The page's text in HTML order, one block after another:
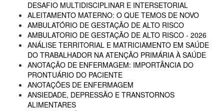
DESAFIO MULTIDISCIPLINAR E INTERSETORIAL
ALEITAMENTO MATERNO: O QUE TEMOS DE NOVO
AMBULATÓRIO DE GESTAÇÃO DE ALTO RISCO
AMBULATORIO DE GESTAÇÃO DE ALTO RISCO - 2026
ANÁLISE TERRITORIAL E MATRICIAMENTO EM SAÚDE
DO TRABALHADOR NA ATENÇÃO PRIMÁRIA À SAÚDE
ANOTAÇÃO DE ENFERMAGEM: IMPORTÂNCIA DO
PRONTUÁRIO DO PACIENTE
ANOTAÇÕES DE ENFERMAGEM
ANSIEDADE, DEPRESSÃO E TRANSTORNOS
ALIMENTARES